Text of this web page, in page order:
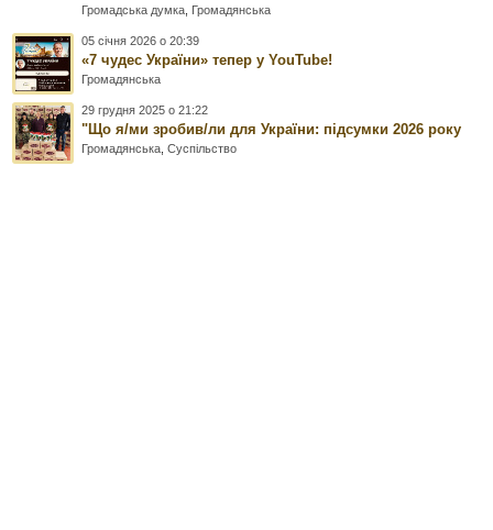
Громадська думка Громадянська
05 січня 2026 о 20:39
«7 чудес України» тепер у YouTube!
Громадянська
29 грудня 2025 о 21:22
"Що я/ми зробив/ли для України: підсумки 2026 року
Громадянська ,Суспільство